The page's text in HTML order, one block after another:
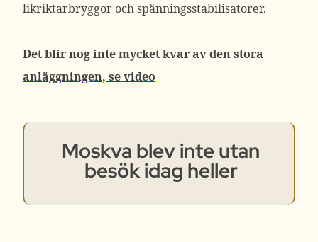
likriktarbryggor och spänningsstabilisatorer.
Det blir nog inte mycket kvar av den stora
anläggningen, se video
Moskva blev inte utan
besök idag heller